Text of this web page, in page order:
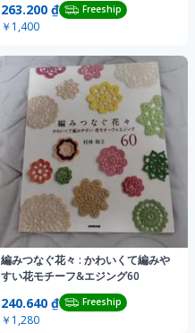
263.200 ₫ Freeship
￥1,400
編みつなぐ花々 : かわいくて編みや
すい花モチーフ&エジング60
240.640 ₫ Freeship
￥1,280